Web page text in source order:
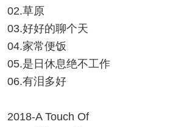
02.草原
03.好好的聊个天
04.家常便饭
05.是日休息绝不工作
06.有泪多好
2018-A Touch Of